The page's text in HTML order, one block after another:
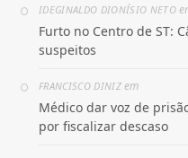
IDEGINALDO DIONÍSIO NETO
Furto no Centro de ST:
suspeitos
FRANCISCO DINIZem
Médico dar voz de
por fiscalizar descaso